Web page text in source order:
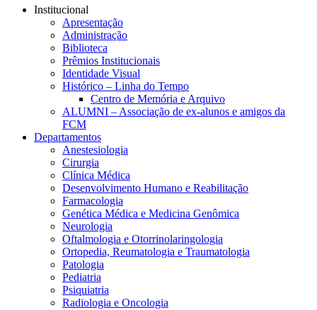
Institucional
Apresentação
Administração
Biblioteca
Prêmios Institucionais
Identidade Visual
Histórico – Linha do Tempo
Centro de Memória e Arquivo
ALUMNI – Associação de ex-alunos e amigos da
FCM
Departamentos
Anestesiologia
Cirurgia
Clínica Médica
Desenvolvimento Humano e Reabilitação
Farmacologia
Genética Médica e Medicina Genômica
Neurologia
Oftalmologia e Otorrinolaringologia
Ortopedia, Reumatologia e Traumatologia
Patologia
Pediatria
Psiquiatria
Radiologia e Oncologia